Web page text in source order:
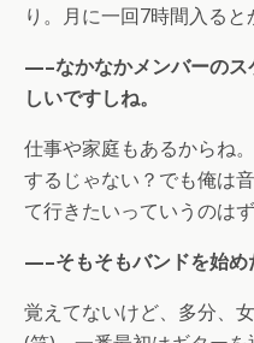
り。月に一回7時間入ると
—–なかなかメンバーのス
しいですしね。
仕事や家庭もあるからね
するじゃない？でも俺は
て行きたいっていうのは
—–そもそもバンドを始め
覚えてないけど、多分、